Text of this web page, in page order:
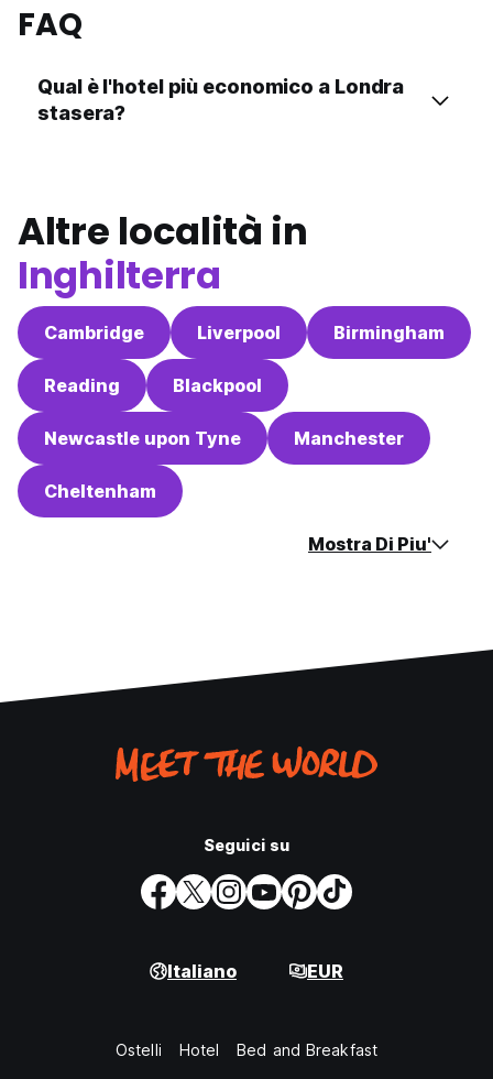
FAQ
Qual è l'hotel più economico a Londra
stasera?
Altre località in
Inghilterra
Cambridge Liverpool Birmingham
Reading Blackpool
Newcastle upon Tyne Manchester
Cheltenham
Mostra Di Piu'
Seguici su
Italiano EUR
Ostelli Hotel Bed and Breakfast